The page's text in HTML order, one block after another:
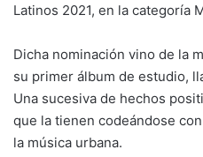
Latinos 2021, en la categoría
Dicha nominación vino de la
su primer álbum de estudio,
Una sucesiva de hechos
que la tienen codeándose
la música urbana.